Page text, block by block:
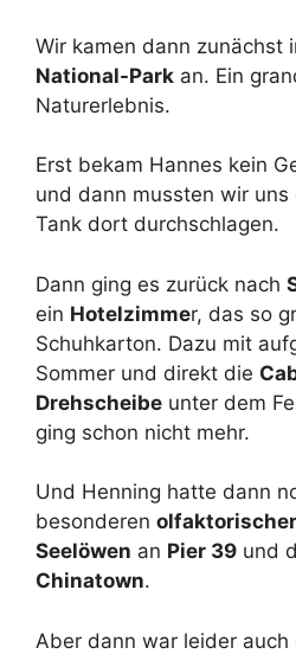
Wir kamen dann zunächst
National-Park an. Ein
Naturerlebnis.
Erst bekam Hannes kein
und dann mussten wir uns
Tank dort durchschlagen.
Dann ging es zurück nach
ein Hotelzimmer, das so
Schuhkarton. Dazu mit
Sommer und direkt die
Drehscheibe unter dem
ging schon nicht mehr.
Und Henning hatte dann
besonderen
Seelöwen an Pier 39 und
Chinatown.
Aber dann war leider auch